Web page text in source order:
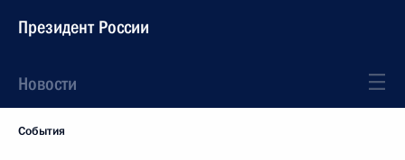
Президент России
Новости
События